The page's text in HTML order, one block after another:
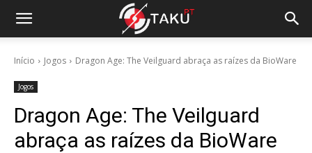
Início Jogos Dragon Age: The Veilguard abraça as raízes da BioWare
Jogos
Dragon Age: The Veilguard
abraça as raízes da BioWare